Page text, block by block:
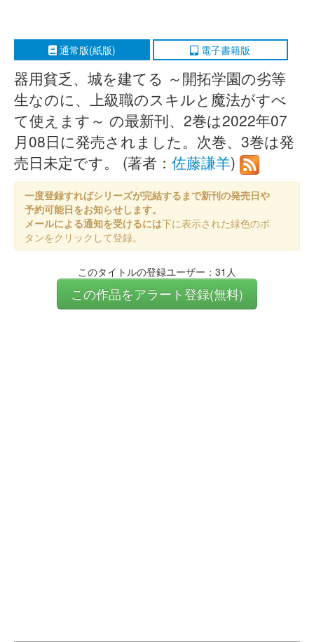
通常版(紙版) 電子書籍版
器用貧乏、城を建てる ～開拓学園の劣等
生なのに、上級職のスキルと魔法がすべ
て使えます～ の最新刊、2巻は2022年07
月08日に発売されました。次巻、3巻は発
売日未定です。 (著者： 佐藤謙羊)
一度登録すればシリーズが完結するまで新刊の発売日や
予約可能日をお知らせします。
メールによる通知を受けるには下に表示された緑色のボ
タンをクリックして登録。
このタイトルの登録ユーザー：31人
この作品をアラート登録(無料)